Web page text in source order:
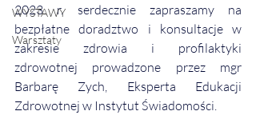
WYSTAWY
Warsztaty
2023 r. serdecznie zapraszamy na
bezpłatne doradztwo i konsultacje w
zakresie zdrowia i profilaktyki
zdrowotnej prowadzone przez mgr
Barbarę Zych, Eksperta Edukacji
Zdrowotnej w Instytut Świadomości.